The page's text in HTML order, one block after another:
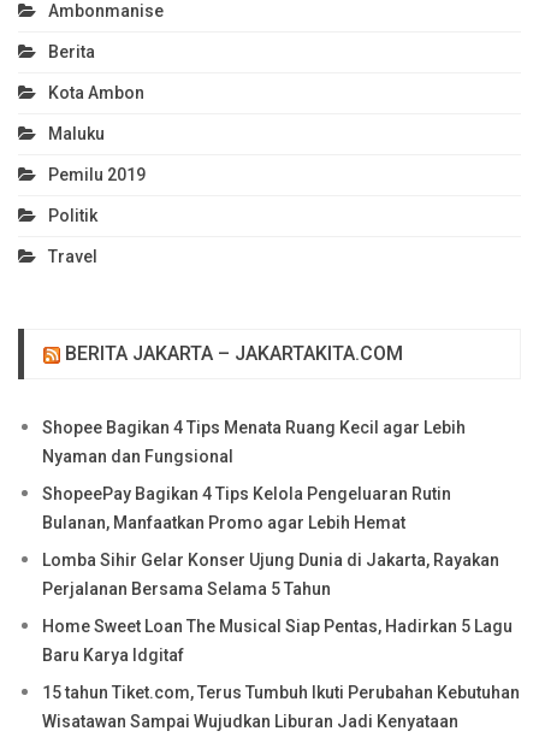
Ambonmanise
Berita
Kota Ambon
Maluku
Pemilu 2019
Politik
Travel
BERITA JAKARTA – JAKARTAKITA.COM
Shopee Bagikan 4 Tips Menata Ruang Kecil agar Lebih
Nyaman dan Fungsional
ShopeePay Bagikan 4 Tips Kelola Pengeluaran Rutin
Bulanan, Manfaatkan Promo agar Lebih Hemat
Lomba Sihir Gelar Konser Ujung Dunia di Jakarta, Rayakan
Perjalanan Bersama Selama 5 Tahun
Home Sweet Loan The Musical Siap Pentas, Hadirkan 5 Lagu
Baru Karya Idgitaf
15 tahun Tiket.com, Terus Tumbuh Ikuti Perubahan Kebutuhan
Wisatawan Sampai Wujudkan Liburan Jadi Kenyataan